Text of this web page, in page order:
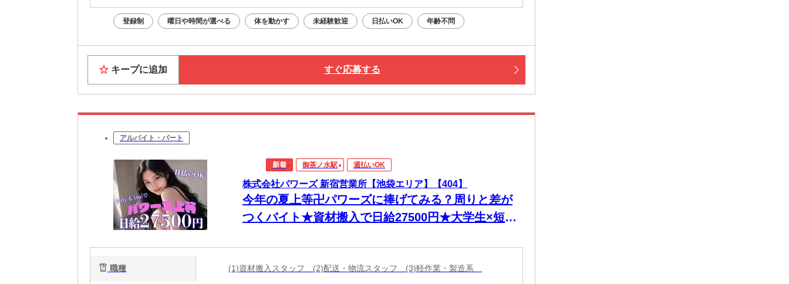
登録制 曜日や時間が選べる 体を動かす 未経験歓迎 日払いOK 年齢不問
キープに追加 すぐ応募する
アルバイト・パート
新着 御茶ノ水駅 週払いOK
株式会社パワーズ 新宿営業所【池袋エリア】【404】
今年の夏上等卍パワーズに捧げてみる？周りと差が
つくバイト★資材搬入で日給27500円★大学生×短期
職種 (1)資材搬入スタッフ (2)配送・物流スタッフ (3)軽作業・製造系